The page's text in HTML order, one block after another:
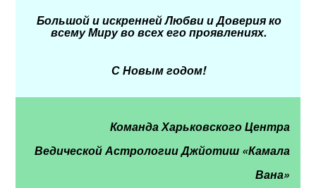
Большой и искренней Любвии Доверия ко
всему Миру во всех его проявлениях.
С Новым годом!
Команда Харьковского Центра
Ведической Астрологии Джйотиш «Камала
Вана»